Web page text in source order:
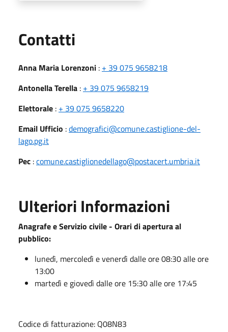
Contatti
Anna Maria Lorenzoni : + 39 075 9658218
Antonella Terella : + 39 075 9658219
Elettorale : + 39 075 9658220
Email Ufficio :demografici@comune.castiglione-del-
lago.pg.it
Pec :comune.castiglionedellago@postacert.umbria.it
Ulteriori Informazioni
Anagrafe e Servizio civile - Orari di apertura al
pubblico:
lunedì, mercoledì e venerdì dalle ore 08:30 alle ore
13:00
martedì e giovedì dalle ore 15:30 alle ore 17:45
Codice di fatturazione: Q08N83